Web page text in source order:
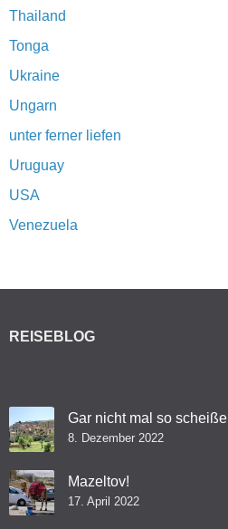
Thailand
Tonga
Ukraine
Ungarn
unter ferner liefen
Uruguay
USA
Venezuela
REISEBLOG
Gar nicht mal so scheiße
8. Dezember 2022
Mazeltov!
17. April 2022